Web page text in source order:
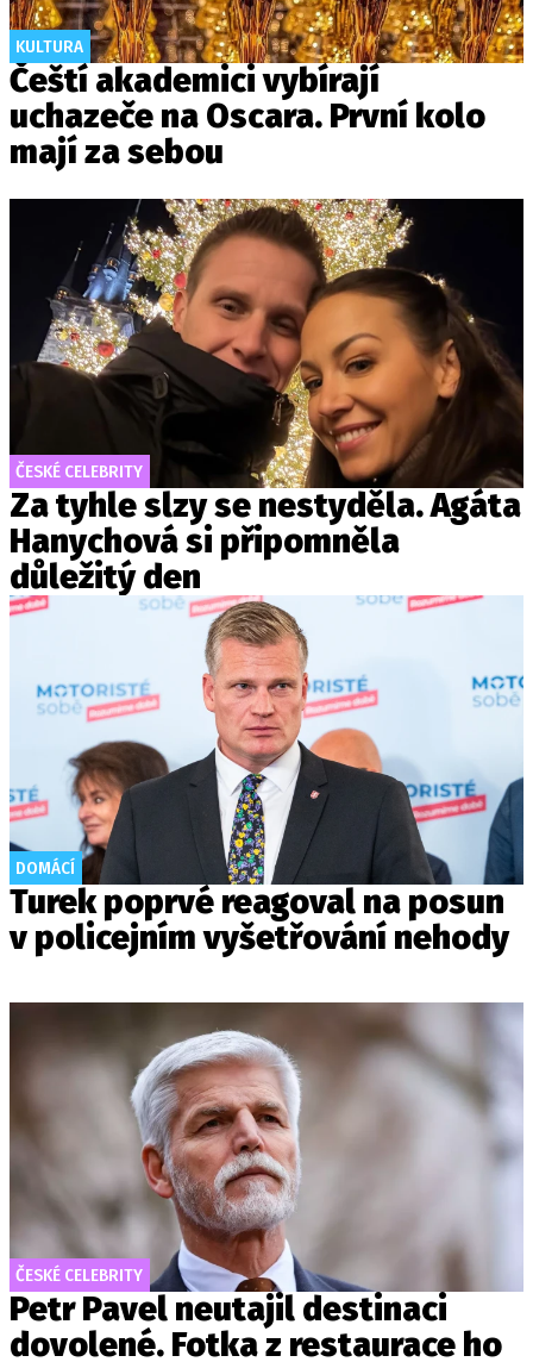
KULTURA
Čeští akademici vybírají
uchazeče na Oscara. První kolo
mají za sebou
ČESKÉ CELEBRITY
Za tyhle slzy se nestyděla. Agáta
Hanychová si připomněla
důležitý den
DOMÁCÍ
Turek poprvé reagoval na posun
v policejním vyšetřování nehody
ČESKÉ CELEBRITY
Petr Pavel neutajil destinaci
dovolené. Fotka z restaurace ho